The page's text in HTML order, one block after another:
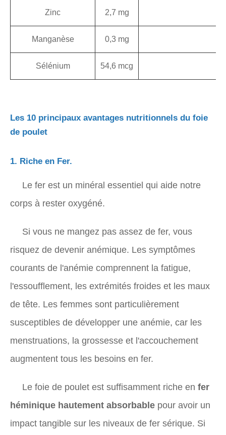
Zinc 2,7 mg
Manganèse 0,3 mg
Sélénium 54,6 mcg
Les 10 principaux avantages nutritionnels du foie
de poulet
1. Riche en Fer.
Le fer est un minéral essentiel qui aide notre
corps à rester oxygéné.
Si vous ne mangez pas assez de fer, vous
risquez de devenir anémique. Les symptômes
courants de l'anémie comprennent la fatigue,
l'essoufflement, les extrémités froides et les maux
de tête. Les femmes sont particulièrement
susceptibles de développer une anémie, car les
menstruations, la grossesse et l'accouchement
augmentent tous les besoins en fer.
Le foie de poulet est suffisamment riche en fer
héminique hautement absorbable pour avoir un
impact tangible sur les niveaux de fer sérique. Si